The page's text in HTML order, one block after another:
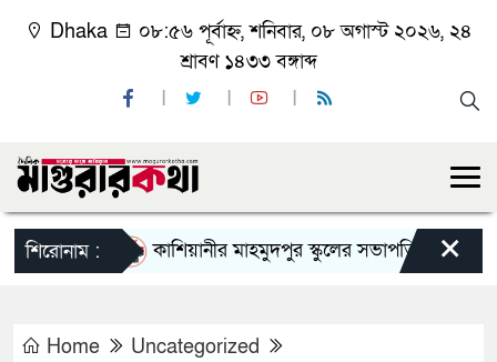
Dhaka
০৮:৫৬ পূর্বাহ্ন, শনিবার, ০৮ অগাস্ট ২০২৬, ২৪
শ্রাবণ ১৪৩৩ বঙ্গাব্দ
শিরোনাম : কাশিয়ানীর মাহমুদপুর স্কুলের সভাপতি হলেন গোবিন্দ
×
Home
Uncategorized